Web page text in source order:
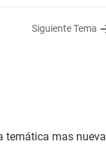
Siguiente Tema
temática mas nueva